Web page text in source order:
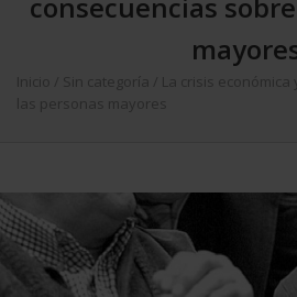
Inicio Sin categoría
La crisis económica
las personas mayores